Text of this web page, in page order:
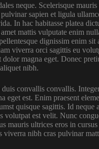
neque. Scelerisque
sapien et ligula
In hac habitasse platea
mattis vulputate enim
dignissim enim sit
viverra orci sagittis eu
magna eget. Donec
nibh.
convallis convallis.
eget est. Enim praesent
quisque sagittis. Id
volutpat est velit. Nunc
mauris ultrices eros in
viverra nibh cras pulvinar